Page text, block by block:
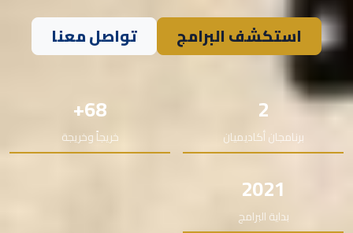
استكشف البرامج تواصل معنا
2
برنامجان أكاديميان
68+
خريجاً وخريجة
2021
بداية البرامج